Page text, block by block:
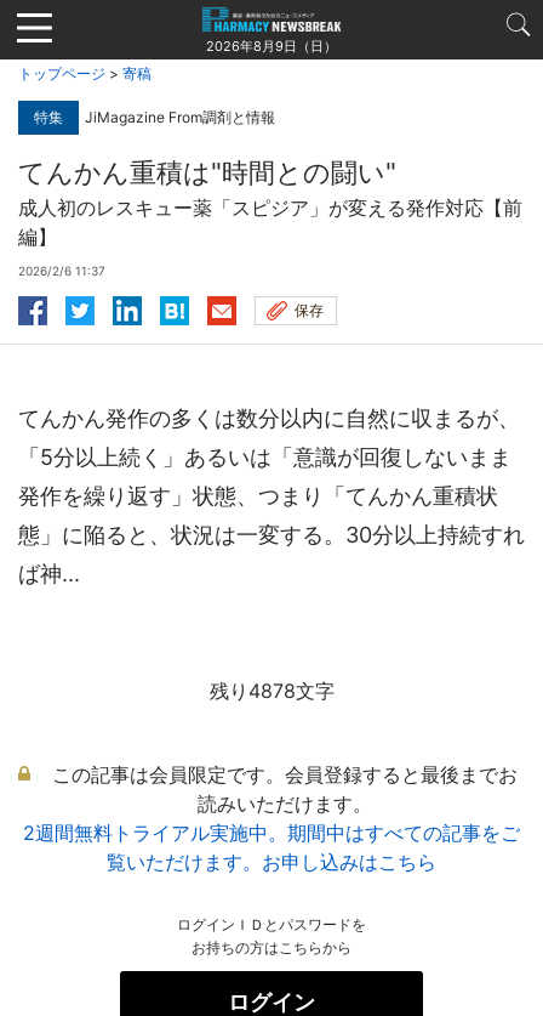
Jump
to
navigation
2026年8月9日（日）
トップページ > 寄稿
特集 JiMagazine From調剤と情報
てんかん重積は"時間との闘い"
成人初のレスキュー薬「スピジア」が変える発作対応【前
編】
2026/2/6 11:37
保存
てんかん発作の多くは数分以内に自然に収まるが、
「5分以上続く」あるいは「意識が回復しないまま
発作を繰り返す」状態、つまり「てんかん重積状
態」に陥ると、状況は一変する。30分以上持続すれ
ば神...
残り4878文字
この記事は会員限定です。会員登録すると最後までお
読みいただけます。
2週間無料トライアル実施中。期間中はすべての記事をご
覧いただけます。お申し込みはこちら
ログインＩＤとパスワードを
お持ちの方はこちらから
ログイン